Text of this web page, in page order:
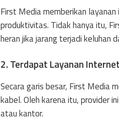
First Media memberikan
produktivitas. Tidak hanya itu,
heran jika jarang terjadi keluhan
2. Terdapat Layanan
Secara garis besar, First Media
kabel. Oleh karena itu, provider
atau kantor.